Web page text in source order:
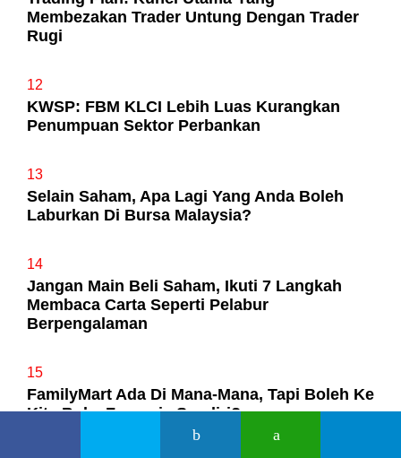
Membezakan Trader Untung Dengan Trader
Rugi
12
KWSP: FBM KLCI Lebih Luas Kurangkan
Penumpuan Sektor Perbankan
13
Selain Saham, Apa Lagi Yang Anda Boleh
Laburkan Di Bursa Malaysia?
14
Jangan Main Beli Saham, Ikuti 7 Langkah
Membaca Carta Seperti Pelabur
Berpengalaman
15
FamilyMart Ada Di Mana-Mana, Tapi Boleh Ke
Kita Buka Francais Sendiri?